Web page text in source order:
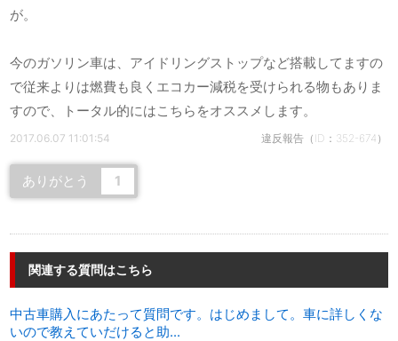
が。
今のガソリン車は、アイドリングストップなど搭載してますの
で従来よりは燃費も良くエコカー減税を受けられる物もありま
すので、トータル的にはこちらをオススメします。
2017.06.07 11:01:54 違反報告（ID：352-674）
ありがとう 1
関連する質問はこちら
中古車購入にあたって質問です。はじめまして。車に詳しくな
いので教えていだけると助...